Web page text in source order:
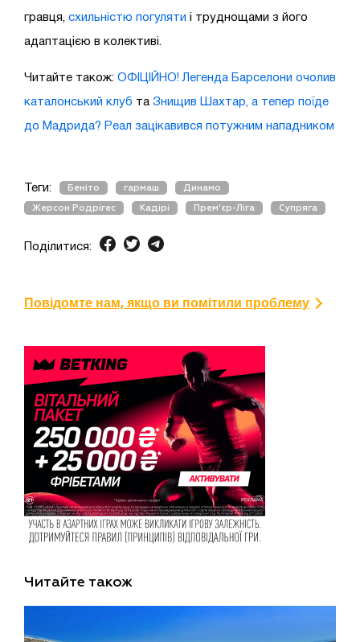
гравця, схильністю погуляти і труднощами з його
адаптацією в колективі.
Читайте також: ОФІЦІЙНО! Легенда Барселони очолив
каталонський клуб та Знищив Шахтар, а тепер поїде
до Мадрида? Реал зацікавився потужним нападником
Теги: Беніто гармаш Динамо
Жерсон Родрігес Кадірі Прем'єр-Ліга Супряга
Поділитися:
Повідомте нам, якщо ви помітили проблему
Читайте також